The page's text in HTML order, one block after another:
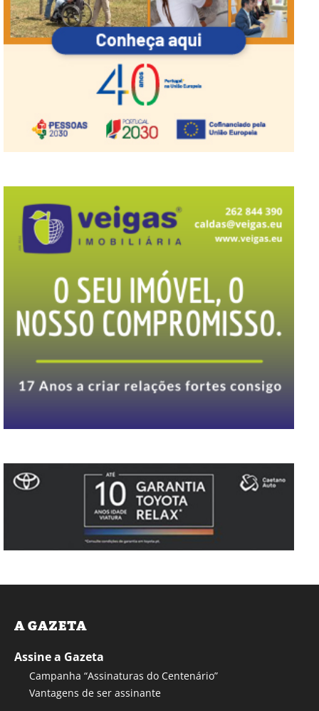
A GAZETA
Assine a Gazeta
Campanha “Assinaturas do Centenário”
Vantagens de ser assinante